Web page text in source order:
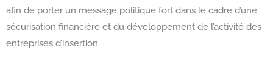
afin de porter un message politique fort dans le cadre d’une
sécurisation financière et du développement de l’activité des
entreprises d’insertion.